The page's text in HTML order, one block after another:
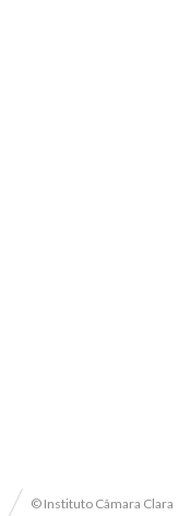
© Instituto Câmara Clara